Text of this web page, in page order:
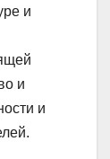
и
и
и